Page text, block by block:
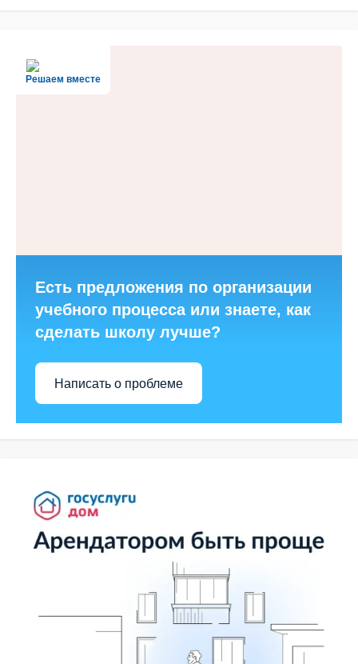
Решаем вместе
Есть предложения по организации
учебного процесса или знаете, как
сделать школу лучше?
Написать о проблеме